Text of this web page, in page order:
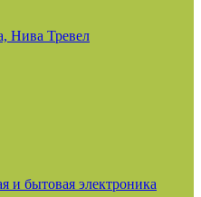
Нива Тревел
и бытовая электроника